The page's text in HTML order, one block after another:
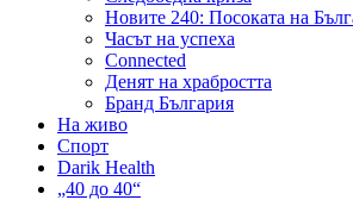
Новите 240: Посоката на
Часът на успеха
Connected
Денят на храбростта
Бранд България
На живо
Спорт
Darik Health
„40 до 40“